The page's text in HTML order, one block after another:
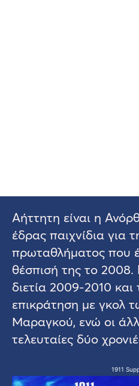
Αήττητη είναι η
έδρας παιχνίδια για
πρωταθλήματος που
θέσπισή της το 2008.
διετία 2009-2010
επικράτηση με γκολ
Μαραγκού, ενώ οι
τελευταίες δύο
1911